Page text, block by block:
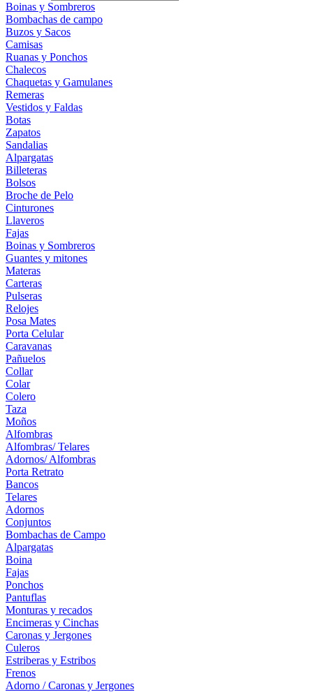
Boinas y Sombreros
Bombachas de campo
Buzos y Sacos
Camisas
Ruanas y Ponchos
Chalecos
Chaquetas y Gamulanes
Remeras
Vestidos y Faldas
Botas
Zapatos
Sandalias
Alpargatas
Billeteras
Bolsos
Broche de Pelo
Cinturones
Llaveros
Fajas
Boinas y Sombreros
Guantes y mitones
Materas
Carteras
Pulseras
Relojes
Posa Mates
Porta Celular
Caravanas
Pañuelos
Collar
Colar
Colero
Taza
Moños
Alfombras
Alfombras/ Telares
Adornos/ Alfombras
Porta Retrato
Bancos
Telares
Adornos
Conjuntos
Bombachas de Campo
Alpargatas
Boina
Fajas
Ponchos
Pantuflas
Monturas y recados
Encimeras y Cinchas
Caronas y Jergones
Culeros
Estriberas y Estribos
Frenos
Adorno / Caronas y Jergones